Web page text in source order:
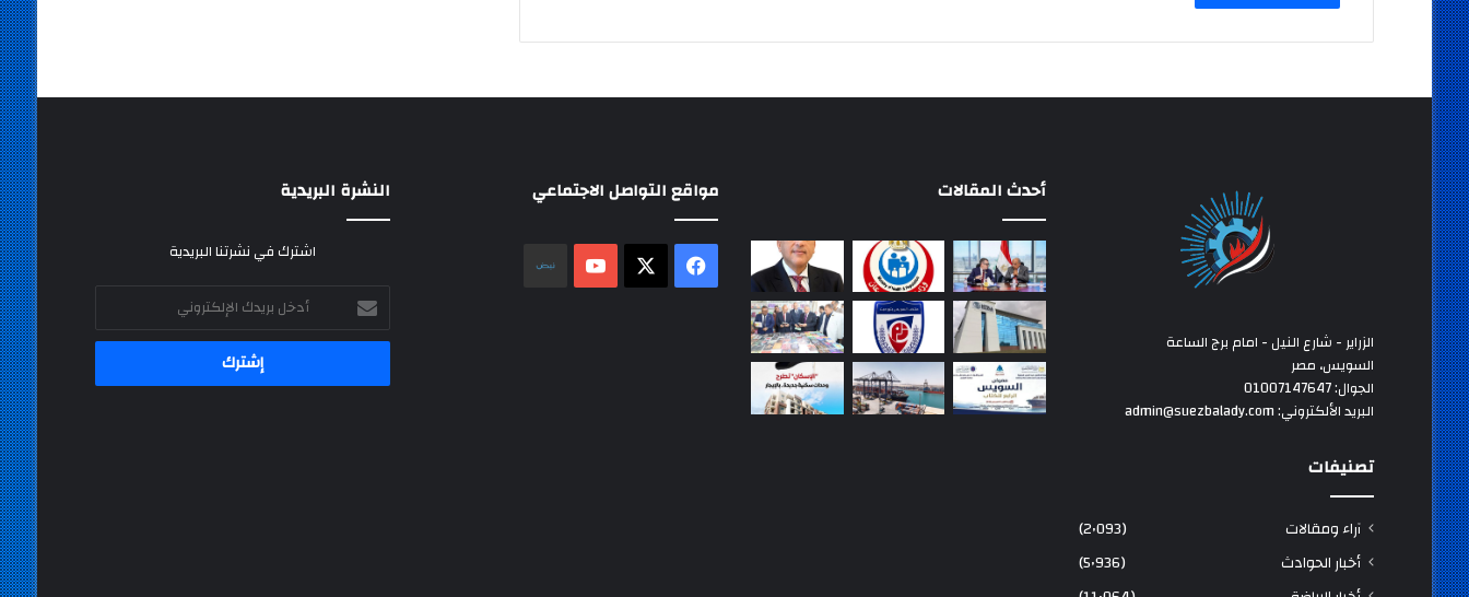
الزراير - شارع النيل - امام برج الساعة
السويس، مصر
الجوال: 01007147647
البريد الألكتروني: admin@suezbalady.com
تصنيفات
آراء ومقالات
(2٬093)
أخبار الحوادث
(5٬936)
أحدث المقالات مواقع التواصل الاجتماعي
فيسبوك
‫X
‫YouTube
النشرة البريدية
اشترك في نشرتنا البريدية
أدخل
بريدك
الإلكتروني